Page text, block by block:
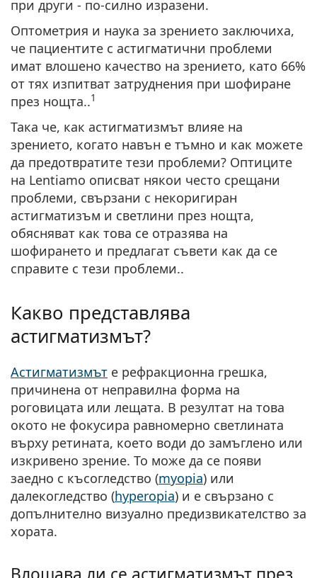
Persol
Prada
Всички марки
при други - по-силно изразени.
Оптометрия и наука за зрението заключиха,
че пациентите с астигматични проблеми
имат влошено качество на зрението, като 66%
от тях изпитват затруднения при шофиране
през нощта..1
Така че, как астигматизмът влияе на
зрението, когато навън е тъмно и как можете
да предотвратите тези проблеми? Оптиците
на Lentiamo описват някои често срещани
проблеми, свързани с некоригиран
астигматизъм и светлини през нощта,
обясняват как това се отразява на
шофирането и предлагат съвети как да се
справите с тези проблеми..
Какво представлява
астигматизмът?
Астигматизмът е рефракционна грешка,
причинена от неправилна форма на
роговицата или лещата. В резултат на това
окото не фокусира равномерно светлината
върху ретината, което води до замъглено или
изкривено зрение. То може да се появи
заедно с късогледство (myopia) или
далекогледство (hyperopia) и е свързано с
допълнително визуално предизвикателство за
хората.